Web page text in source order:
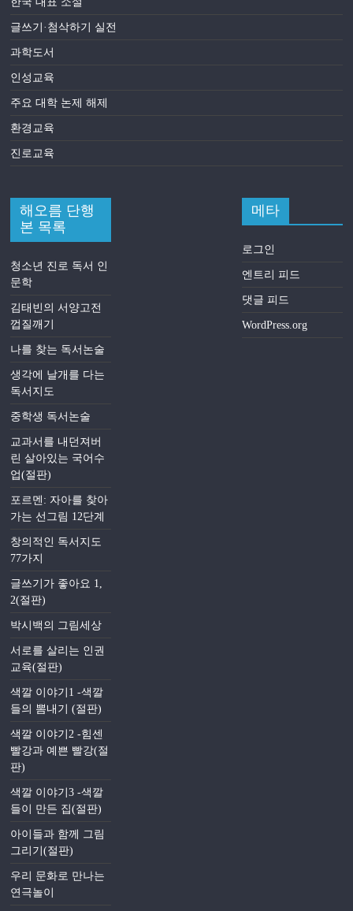
글쓰기·첨삭하기 실전
과학도서
인성교육
주요 대학 논제 해제
환경교육
진로교육
해오름 단행
본 목록
청소년 진로 독서 인
문학
김태빈의 서양고전
껍질깨기
나를 찾는 독서논술
생각에 날개를 다는
독서지도
중학생 독서논술
교과서를 내던져버
린 살아있는 국어수
업(절판)
포르멘: 자아를 찾아
가는 선그림 12단계
창의적인 독서지도
77가지
글쓰기가 좋아요 1,
2(절판)
박시백의 그림세상
서로를 살리는 인권
교육(절판)
색깔 이야기1 -색깔
들의 뽐내기 (절판)
색깔 이야기2 -힘센
빨강과 예쁜 빨강(절
판)
색깔 이야기3 -색깔
들이 만든 집(절판)
아이들과 함께 그림
그리기(절판)
우리 문화로 만나는
연극놀이
메타
로그인
엔트리 피드
댓글 피드
WordPress.org